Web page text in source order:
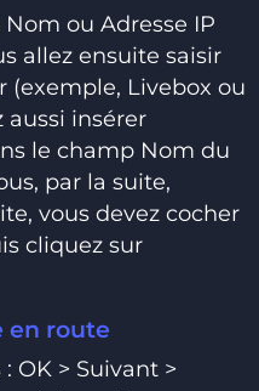
ou Adresse IP
allez ensuite saisir
(exemple, Livebox ou
aussi insérer
le champ Nom du
par la suite,
vous devez cocher
cliquez sur
en route
OK > Suivant >